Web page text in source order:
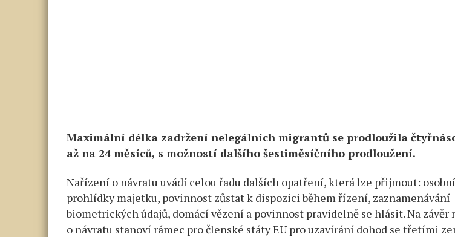
Maximální délka zadržení nelegálních migrantů se prodloužila
až na 24 měsíců, s možností dalšího šestiměsíčního prodloužení.
Nařízení o návratu uvádí celou řadu dalších opatření, která lze přijmout:
prohlídky majetku, povinnost zůstat k dispozici během řízení, zaznamenávání
biometrických údajů, domácí vězení a povinnost pravidelně se hlásit. Na závěr
o návratu stanoví rámec pro členské státy EU pro uzavírání dohod se třetími